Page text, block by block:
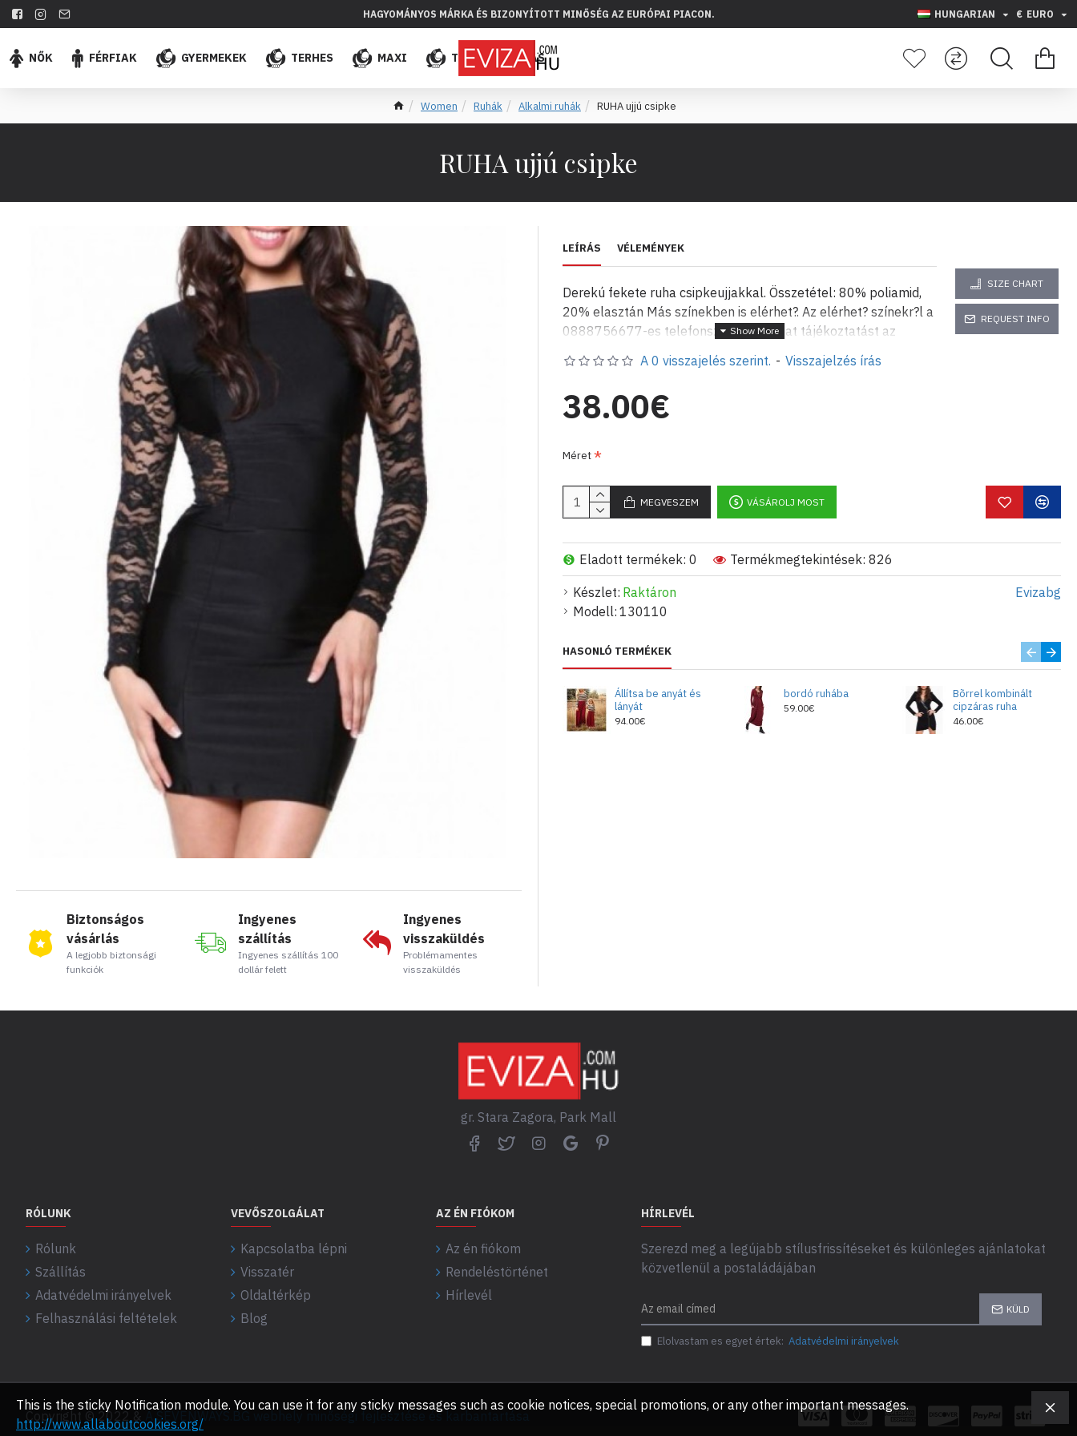
HAGYOMÁNYOS MÁRKA ÉS BIZONYÍTOTT MINŐSÉG AZ EURÓPAI PIACON. HUNGARIAN € EURO
NŐK FÉRFIAK GYERMEKEK TERHES MAXI TÖBB ELADÁS
Women Ruhák Alkalmi ruhák RUHA ujjú csipke
RUHA ujjú csipke
Biztonságos
vásárlás
A legjobb biztonsági
funkciók
Ingyenes
szállítás
Ingyenes szállítás 100
dollár felett
Ingyenes
visszaküldés
Problémamentes
visszaküldés
LEÍRÁS VÉLEMÉNYEK
Derekú fekete ruha csipkeujjakkal. Összetétel: 80% poliamid,
20% elasztán Más színekben is elérhet?. Az elérhet? színekr?l a
0888756677-es telefonszámon kaphat tájékoztatást az
evizabg@abv.bg vagy a Skype evizabg e-mail címen. A
nagykereskedelmi rendelésekkel kapcsolatos információkat az
SIZE CHART
REQUEST INFO
Készlet: Raktáron
Modell: 130110
Evizabg
Eladott termékek: 0 Termékmegtekintések: 826
A 0 visszajelés szerint. - Visszajelzés írás
38.00€
Méret
MEGVESZEM VÁSÁROLJ MOST
HASONLÓ TERMÉKEK
Állítsa be anyát és
lányát
94.00€
bordó ruhába
59.00€
Bõrrel kombinált
cipzáras ruha
46.00€
gr. Stara Zagora, Park Mall
RÓLUNK
Rólunk
Szállítás
Adatvédelmi irányelvek
Felhasználási feltételek
VEVŐSZOLGÁLAT
Kapcsolatba lépni
Visszatér
Oldaltérkép
Blog
AZ ÉN FIÓKOM
Az én fiókom
Rendeléstörténet
Hírlevél
HÍRLEVÉL
Szerezd meg a legújabb stílusfrissítéseket és különleges ajánlatokat
közvetlenül a postaládájában
KÜLD
Elolvastam es egyet értek: Adatvédelmi irányelvek
Copyright © 2022 & A SEVENWAYS.BG webhely minőségi fejlesztése és karbantartása
This is the sticky Notification module. You can use it for any sticky messages such as cookie notices, special promotions, or any other important messages.
http://www.allaboutcookies.org/